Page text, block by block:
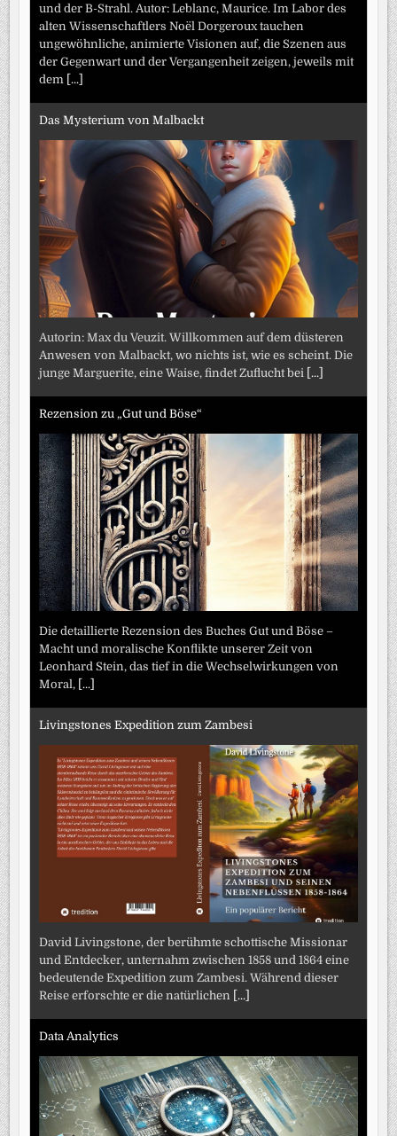
und der B-Strahl. Autor: Leblanc, Maurice. Im Labor des
alten Wissenschaftlers Noël Dorgeroux tauchen
ungewöhnliche, animierte Visionen auf, die Szenen aus
der Gegenwart und der Vergangenheit zeigen, jeweils mit
dem [...]
Das Mysterium von Malbackt
Autorin: Max du Veuzit. Willkommen auf dem düsteren
Anwesen von Malbackt, wo nichts ist, wie es scheint. Die
junge Marguerite, eine Waise, findet Zuflucht bei [...]
Rezension zu „Gut und Böse“
Die detaillierte Rezension des Buches Gut und Böse –
Macht und moralische Konflikte unserer Zeit von
Leonhard Stein, das tief in die Wechselwirkungen von
Moral, [...]
Livingstones Expedition zum Zambesi
David Livingstone, der berühmte schottische Missionar
und Entdecker, unternahm zwischen 1858 und 1864 eine
bedeutende Expedition zum Zambesi. Während dieser
Reise erforschte er die natürlichen [...]
Data Analytics